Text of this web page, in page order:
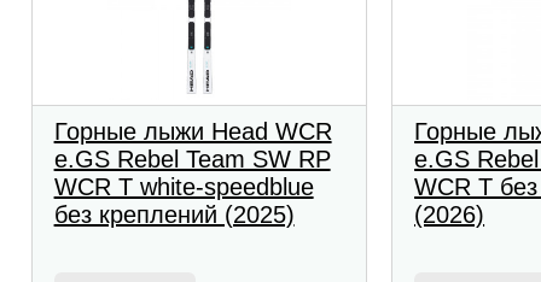
Горные лыжи Head WCR
e.GS Rebel Team SW RP
WCR T white-speedblue
без креплений (2025)
Горные
e.GS
WCR T
(2026)